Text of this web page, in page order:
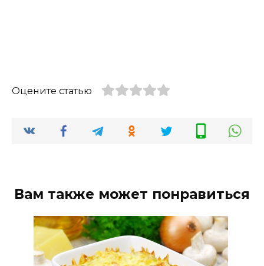
Оцените статью
Вам также может понравиться